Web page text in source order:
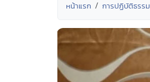
หน้าแรก การปฏิบัติธรรม